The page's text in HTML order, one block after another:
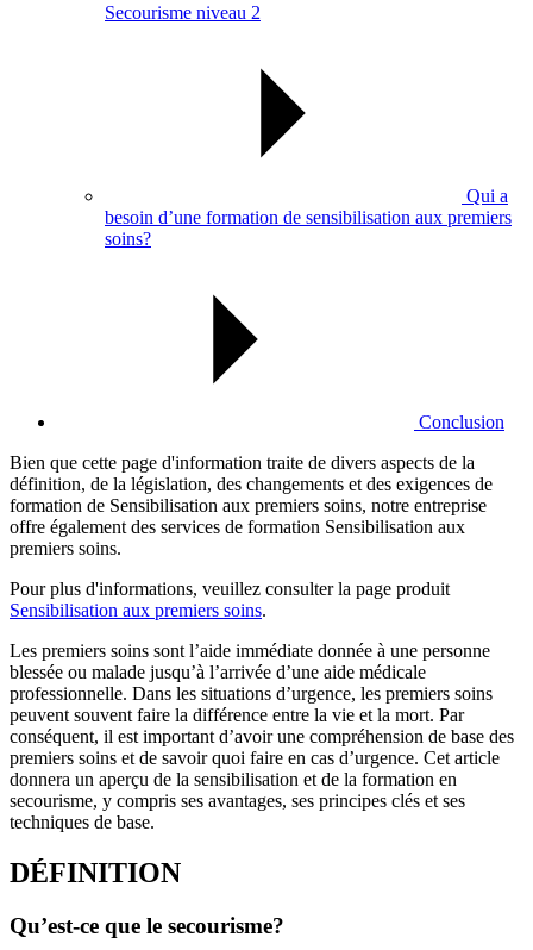
Secourisme niveau 2
Qui a
besoin d’une formation de sensibilisation aux premiers
soins?
Conclusion
Bien que cette page d'information traite de divers aspects de la
définition, de la législation, des changements et des exigences de
formation de Sensibilisation aux premiers soins, notre entreprise
offre également des services de formation Sensibilisation aux
premiers soins.
Pour plus d'informations, veuillez consulter la page produit
Sensibilisation aux premiers soins.
Les premiers soins sont l’aide immédiate donnée à une personne
blessée ou malade jusqu’à l’arrivée d’une aide médicale
professionnelle. Dans les situations d’urgence, les premiers soins
peuvent souvent faire la différence entre la vie et la mort. Par
conséquent, il est important d’avoir une compréhension de base des
premiers soins et de savoir quoi faire en cas d’urgence. Cet article
donnera un aperçu de la sensibilisation et de la formation en
secourisme, y compris ses avantages, ses principes clés et ses
techniques de base.
DÉFINITION
Qu’est-ce que le secourisme?